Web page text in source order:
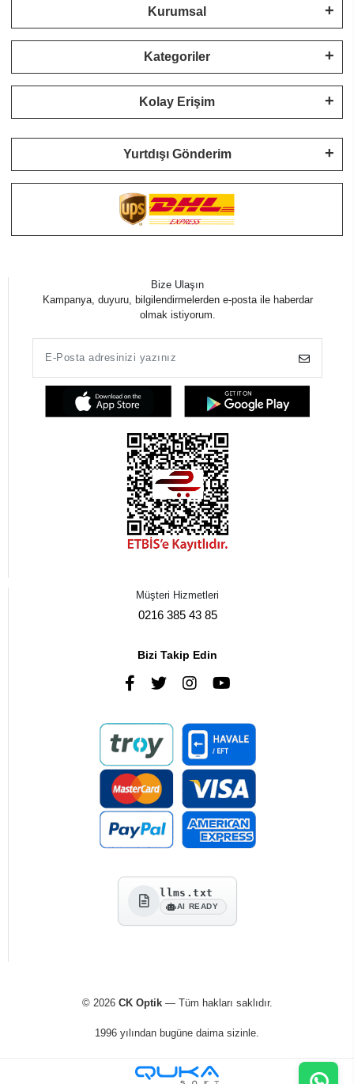
Kurumsal
Kategoriler
Kolay Erişim
Yurtdışı Gönderim
Bize Ulaşın
Kampanya, duyuru, bilgilendirmelerden e-posta ile haberdar
olmak istiyorum.
Müşteri Hizmetleri
0216 385 43 85
Bizi Takip Edin
llms.txt
AI READY
© 2026 CK Optik— Tüm hakları saklıdır.
1996 yılından bugüne daima sizinle.